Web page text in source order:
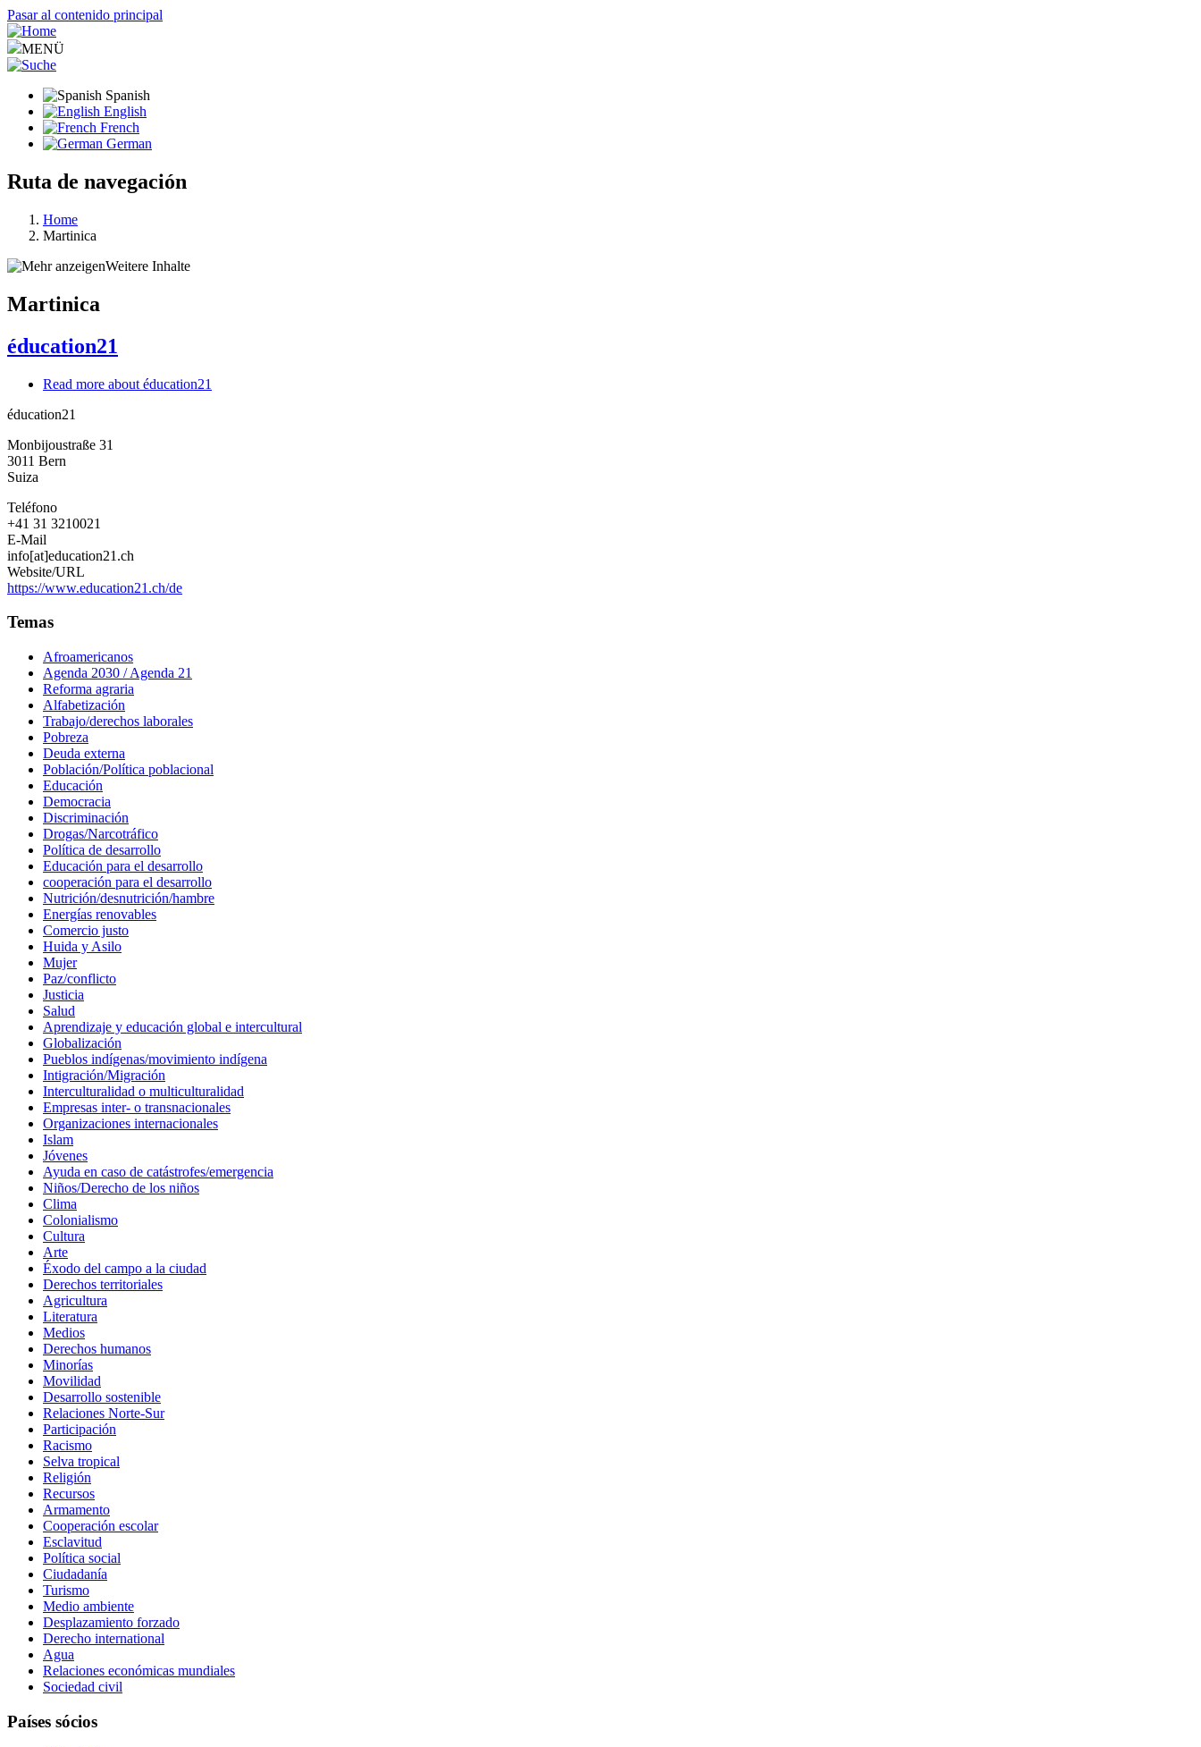
Pasar al contenido principal
MENÜ
Spanish
English
French
German
Ruta de navegación
Home
Martinica
Weitere Inhalte
Martinica
éducation21
Read more about éducation21
éducation21
Monbijoustraße 31
3011 Bern
Suiza
Teléfono
+41 31 3210021
E-Mail
info[at]education21.ch
Website/URL
https://www.education21.ch/de
Temas
Afroamericanos
Agenda 2030 / Agenda 21
Reforma agraria
Alfabetización
Trabajo/derechos laborales
Pobreza
Deuda externa
Población/Política poblacional
Educación
Democracia
Discriminación
Drogas/Narcotráfico
Política de desarrollo
Educación para el desarrollo
cooperación para el desarrollo
Nutrición/desnutrición/hambre
Energías renovables
Comercio justo
Huida y Asilo
Mujer
Paz/conflicto
Justicia
Salud
Aprendizaje y educación global e intercultural
Globalización
Pueblos indígenas/movimiento indígena
Intigración/Migración
Interculturalidad o multiculturalidad
Empresas inter- o transnacionales
Organizaciones internacionales
Islam
Jóvenes
Ayuda en caso de catástrofes/emergencia
Niños/Derecho de los niños
Clima
Colonialismo
Cultura
Arte
Éxodo del campo a la ciudad
Derechos territoriales
Agricultura
Literatura
Medios
Derechos humanos
Minorías
Movilidad
Desarrollo sostenible
Relaciones Norte-Sur
Participación
Racismo
Selva tropical
Religión
Recursos
Armamento
Cooperación escolar
Esclavitud
Política social
Ciudadanía
Turismo
Medio ambiente
Desplazamiento forzado
Derecho international
Agua
Relaciones económicas mundiales
Sociedad civil
Países sócios